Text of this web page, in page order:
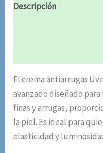
Descripción
El crema antiarrugas
avanzado diseñado
finas y arrugas,
la piel. Es ideal para
elasticidad y